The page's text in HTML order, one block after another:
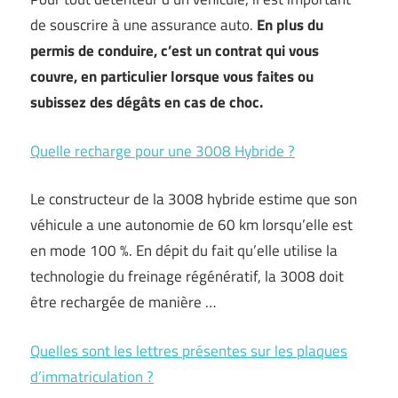
de souscrire à une assurance auto. En plus du
permis de conduire, c’est un contrat qui vous
couvre, en particulier lorsque vous faites ou
subissez des dégâts en cas de choc.
Quelle recharge pour une 3008 Hybride ?
Le constructeur de la 3008 hybride estime que son
véhicule a une autonomie de 60 km lorsqu’elle est
en mode 100 %. En dépit du fait qu’elle utilise la
technologie du freinage régénératif, la 3008 doit
être rechargée de manière …
Quelles sont les lettres présentes sur les plaques
d’immatriculation ?